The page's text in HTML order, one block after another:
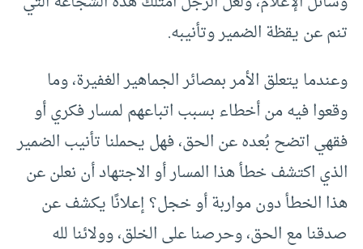
تنم عن يقظة الضمير وتأنيبه.
وعندما يتعلق الأمر بمصائر الجماهير الغفيرة، وما
وقعوا فيه من أخطاء بسبب اتباعهم لمسار فكري أو
فقهي اتضح بُعده عن الحق، فهل يحملنا تأنيب الضمير
الذي اكتشف خطأ هذا المسار أو الاجتهاد أن نعلن عن
هذا الخطأ دون مواربة أو خجل؟ إعلانًا يكشف عن
صدقنا مع الحق، وحرصنا على الخلق، وولائنا لله